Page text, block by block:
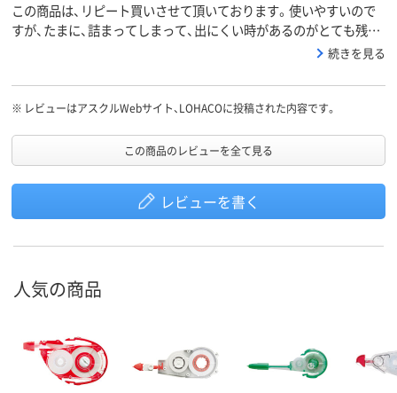
この商品は、リピート買いさせて頂いております。使いやすいので
すが、たまに、詰まってしまって、出にくい時があるのがとても残念
続きを見る
※ レビューはアスクルWebサイト、LOHACOに投稿された内容です。
この商品のレビューを全て見る
レビューを書く
人気の商品